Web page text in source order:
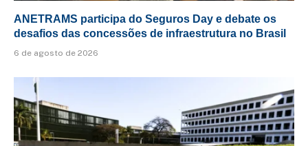
ANETRAMS participa do Seguros Day e debate os
desafios das concessões de infraestrutura no Brasil
6 de agosto de 2026